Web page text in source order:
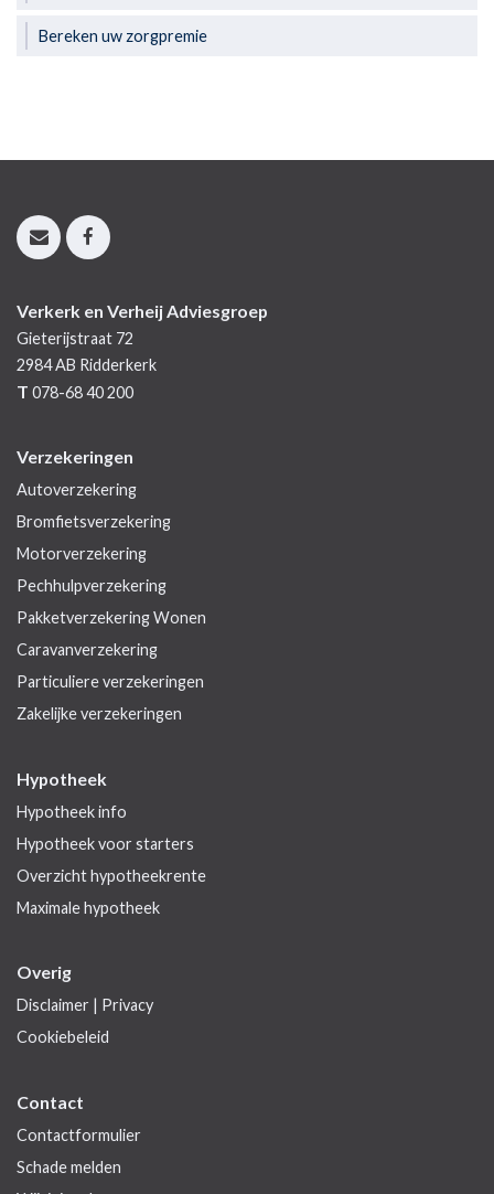
Bereken uw zorgpremie
Verkerk en Verheij Adviesgroep
Gieterijstraat 72
2984 AB Ridderkerk
T 078-68 40 200
Verzekeringen
Autoverzekering
Bromfietsverzekering
Motorverzekering
Pechhulpverzekering
Pakketverzekering Wonen
Caravanverzekering
Particuliere verzekeringen
Zakelijke verzekeringen
Hypotheek
Hypotheek info
Hypotheek voor starters
Overzicht hypotheekrente
Maximale hypotheek
Overig
Disclaimer | Privacy
Cookiebeleid
Contact
Contactformulier
Schade melden